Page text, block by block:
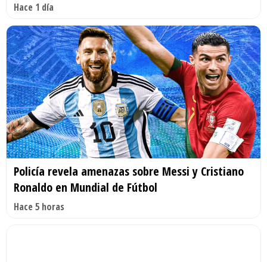
Hace 1 día
Policía revela amenazas sobre Messi y Cristiano
Ronaldo en Mundial de Fútbol
Hace 5 horas